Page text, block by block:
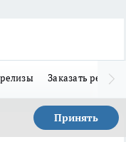
Заказать
Принять